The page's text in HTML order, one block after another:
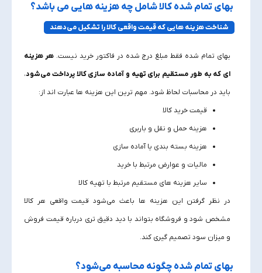
بهای تمام شده کالا شامل چه هزینه‌ هایی می باشد؟
شناخت هزینه‌ هایی که قیمت واقعی کالا را تشکیل می‌دهند
بهای تمام شده فقط مبلغ درج‌ شده در فاکتور خرید نیست.هر هزینه‌
ای که به‌ طور مستقیم برای تهیه و آماده‌ سازی کالا پرداخت می‌شود،
باید در محاسبات لحاظ شود. مهم‌ ترین این هزینه‌ ها عبارت‌ اند از:
قیمت خرید کالا
هزینه حمل‌ و نقل و باربری
هزینه بسته‌ بندی یا آماده‌ سازی
مالیات و عوارض مرتبط با خرید
سایر هزینه‌ های مستقیم مرتبط با تهیه کالا
در نظر گرفتن این هزینه‌ ها باعث می‌شود قیمت واقعی هر کالا
مشخص شود و فروشگاه بتواند با دید دقیق‌ تری درباره قیمت فروش
و میزان سود تصمیم‌ گیری کند.
بهای تمام شده چگونه محاسبه می‌شود؟